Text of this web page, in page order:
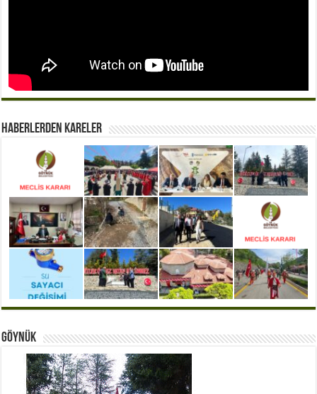
Haberlerden Kareler
Göynük